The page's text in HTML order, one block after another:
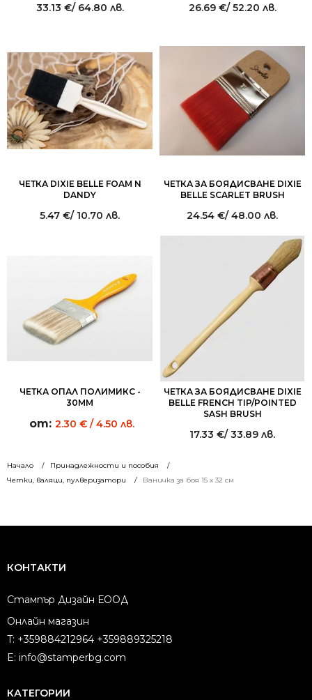
Начало
Принадлежности и пособия
Четки, валяци, пулверизатори
Ваничка за боя 15 х 32 см
33.13 €/ 64.80 лв. 26.69 €/ 52.20 лв.
ЧЕТКА DIXIE BELLE FOAM N
DANDY
5.47 €/ 10.70 лв.
ЧЕТКА ЗА БОЯДИСВАНЕ DIXIE
BELLE SCARLET BRUSH
24.54 €/ 48.00 лв.
ЧЕТКА ОПАЛ ПОЛИМИКС -
30ММ
от: 2.30 €/ 4.50 лв.
ЧЕТКА ЗА БОЯДИСВАНЕ DIXIE
BELLE FRENCH TIP/POINTED
SASH BRUSH
17.33 €/ 33.89 лв.
КОНТАКТИ
Стампър Дизайн ЕООД
Онлайн магазин
T: +359884212964 +359889325218
E: info@stamperbg.com
КАТЕГОРИИ